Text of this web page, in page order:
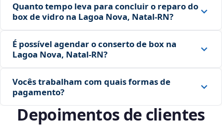
Quanto tempo leva para concluir o reparo do
box de vidro na Lagoa Nova, Natal‑RN?
É possível agendar o conserto de box na
Lagoa Nova, Natal‑RN?
Vocês trabalham com quais formas de
pagamento?
Depoimentos de clientes